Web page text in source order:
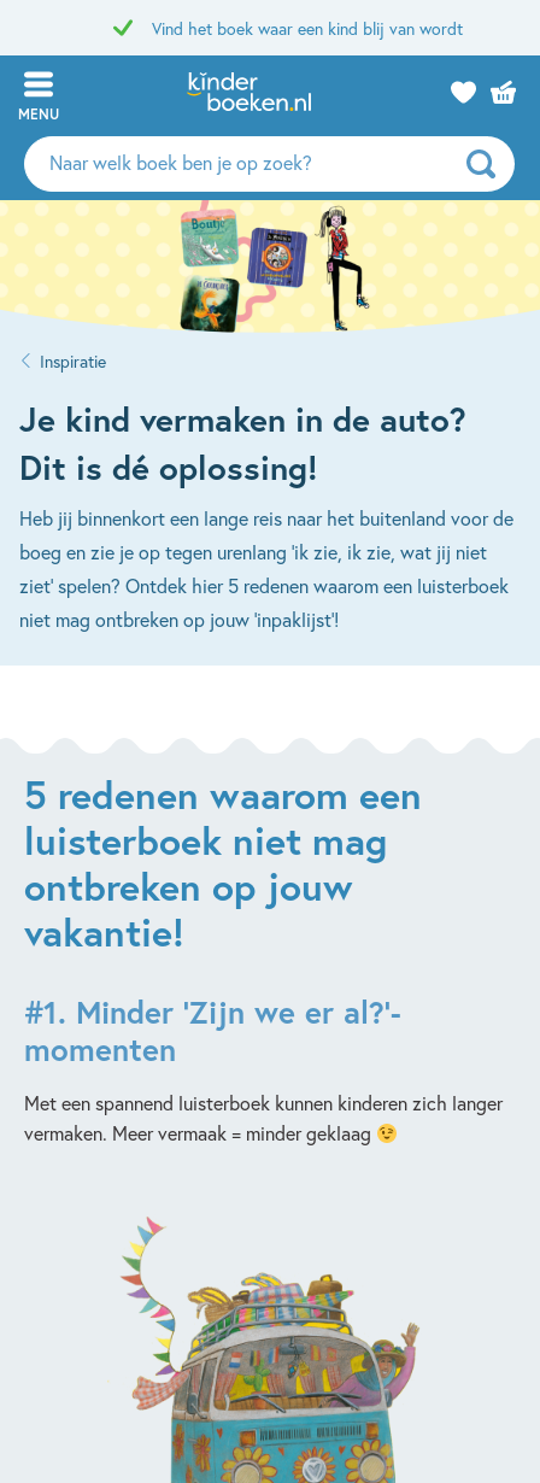
Vind het boek waar een kind blij van wordt
MENU
Zoeken
naar
boeken,
auteurs
en
uitgevers
Inspiratie
Je kind vermaken in de auto?
Dit is dé oplossing!
Heb jij binnenkort een lange reis naar het buitenland voor de
boeg en zie je op tegen urenlang 'ik zie, ik zie, wat jij niet
ziet' spelen? Ontdek hier 5 redenen waarom een luisterboek
niet mag ontbreken op jouw 'inpaklijst'!
5 redenen waarom een
luisterboek niet mag
ontbreken op jouw
vakantie!
#1. Minder ‘Zijn we er al?’-
momenten
Met een spannend luisterboek kunnen kinderen zich langer
vermaken. Meer vermaak = minder geklaag